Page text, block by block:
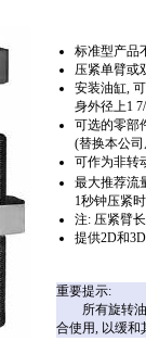
标准型产品
压紧单臂或
安装油缸,
身外径上1
可选的零部
(替换本公司
可作为非转
最大推荐流
1秒钟压紧
注: 压紧臂
提供2D和
重要提示:
所有旋转油
合使用, 以缓和